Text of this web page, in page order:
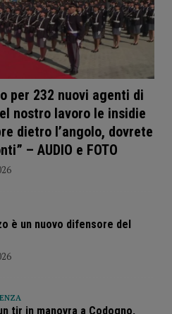
per 232 nuovi agenti di
nostro lavoro le insidie
dietro l’angolo, dovrete
– AUDIO e FOTO
è un nuovo difensore del
tir in manovra a Codogno,